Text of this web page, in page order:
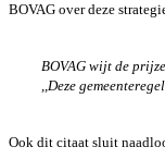
BOVAG over deze
BOVAG wijt de
,,Deze
Ook dit citaat sluit